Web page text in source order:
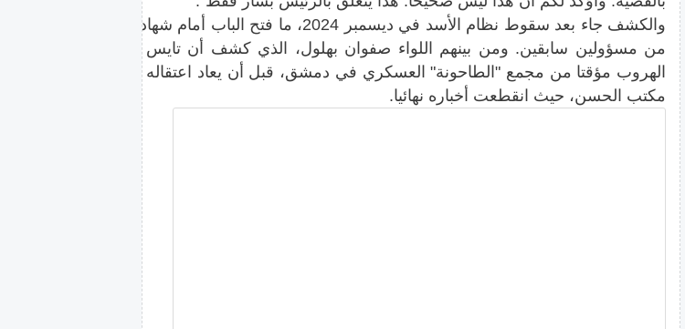
والكشف جاء بعد سقوط نظام الأسد في ديسمبر 2024، ما فتح الباب أمام شهادات جديدة
من مسؤولين سابقين. ومن بينهم اللواء صفوان بهلول، الذي كشف أن تايس تمكن من
الهروب مؤقتا من مجمع "الطاحونة" العسكري في دمشق، قبل أن يعاد اعتقاله وينقل إلى
مكتب الحسن، حيث انقطعت أخباره نهائيا.